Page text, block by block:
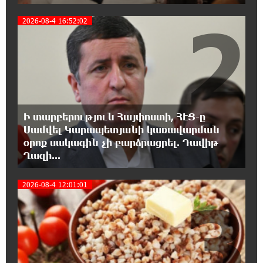
18:02:58 8-08-2026
Դմիտրի Մեդվեդև. Արևմուտքի
քաղաքականությունը Հայաստանի
նկատմամբ կրկնում է վրացական սցենարը
17:36:59 8-08-2026
Ադրբեջանցիների բնակեցումը
Հայաստանում լուրջ վտանգներ է
պարունակում. Ավետիք Չալաբյան
17:28:45 8-08-2026
WCC-ն արձագանքել է Հայ Եկեղեցու շուրջ
ստեղծված իրավիճակին
16:58:38 8-08-2026
«Շտապ հաստատեք քարտի տվյալները»․
IDBank-ը զգուշացնում է հյուրանոցների
2026-08-4 16:52:02
Ի տարբերություն Հայփոստի, ՀԷՑ-ը
Սամվել Կարապետյանի կառավարման
օրոք սակագին չի բարձրացրել. Դավիթ
Ղազի...
2
2026-08-4 12:01:01